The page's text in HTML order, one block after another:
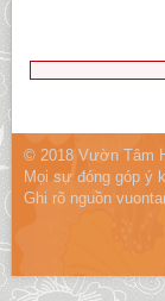
© 2018 Vườn Tâm
Mọi sự đóng góp ý
Ghi rõ nguồn